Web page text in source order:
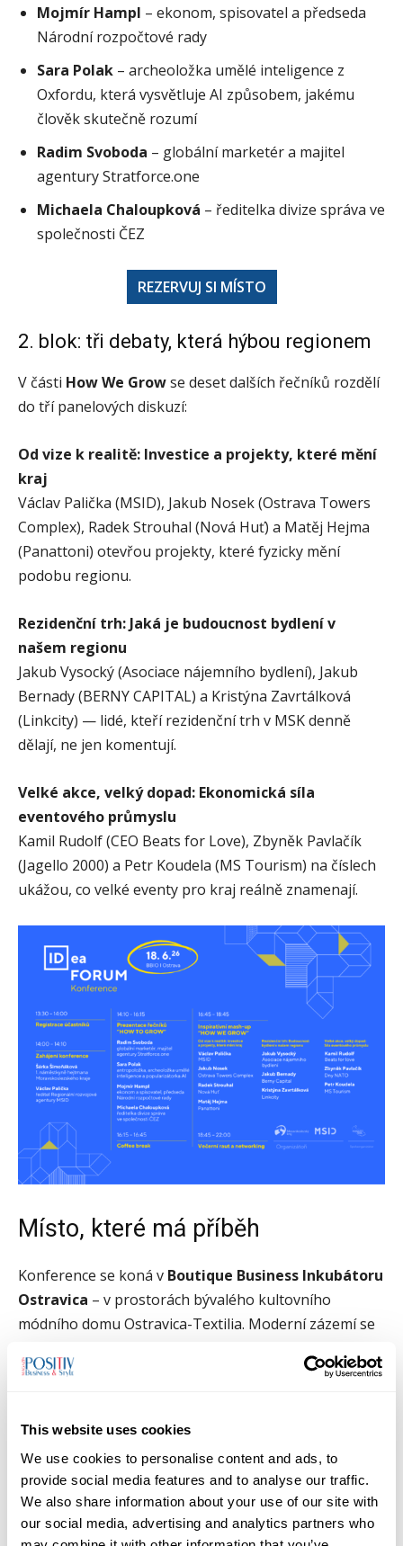
This website uses cookies
We use cookies to personalise content and ads, to
provide social media features and to analyse our traffic.
We also share information about your use of our site with
our social media, advertising and analytics partners who
Mojmír Hampl – ekonom, spisovatel a předseda
Národní rozpočtové rady
Sara Polak – archeoložka umělé inteligence z
Oxfordu, která vysvětluje AI způsobem, jakému
člověk skutečně rozumí
Radim Svoboda – globální marketér a majitel
agentury Stratforce.one
Michaela Chaloupková – ředitelka divize správa ve
společnosti ČEZ
REZERVUJ SI MÍSTO
2. blok: tři debaty, která hýbou regionem
V části How We Growse deset dalších řečníků rozdělí
do tří panelových diskuzí:
Od vize k realitě: Investice a projekty, které mění
kraj
Václav Palička (MSID), Jakub Nosek (Ostrava Towers
Complex), Radek Strouhal (Nová Huť) a Matěj Hejma
(Panattoni) otevřou projekty, které fyzicky mění
podobu regionu.
Rezidenční trh: Jaká je budoucnost bydlení v
našem regionu
Jakub Vysocký (Asociace nájemního bydlení), Jakub
Bernady (BERNY CAPITAL) a Kristýna Zavrtálková
(Linkcity) — lidé, kteří rezidenční trh v MSK denně
dělají, ne jen komentují.
Velké akce, velký dopad: Ekonomická síla
eventového průmyslu
Kamil Rudolf (CEO Beats for Love), Zbyněk Pavlačík
(Jagello 2000) a Petr Koudela (MS Tourism) na číslech
ukážou, co velké eventy pro kraj reálně znamenají.
Místo, které má příběh
Konference se koná v Boutique Business Inkubátoru
Ostravica – v prostorách bývalého kultovního
módního domu Ostravica-Textilia. Moderní zázemí se
celý život.
A pak přijde večer
Od 18:45 do 22:00 pokračuje program networkingem –
hudba, drinky, catering. Takový, na který se
nezapomíná. Myslí se i na vegetariány a na ty, kteří se